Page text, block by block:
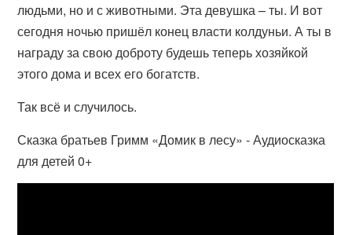
людьми, но и с животными. Эта девушка – ты. И вот
сегодня ночью пришёл конец власти колдуньи. А ты в
награду за свою доброту будешь теперь хозяйкой
этого дома и всех его богатств.
Так всё и случилось.
Сказка братьев Гримм «Домик в лесу» - Аудиосказка
для детей 0+